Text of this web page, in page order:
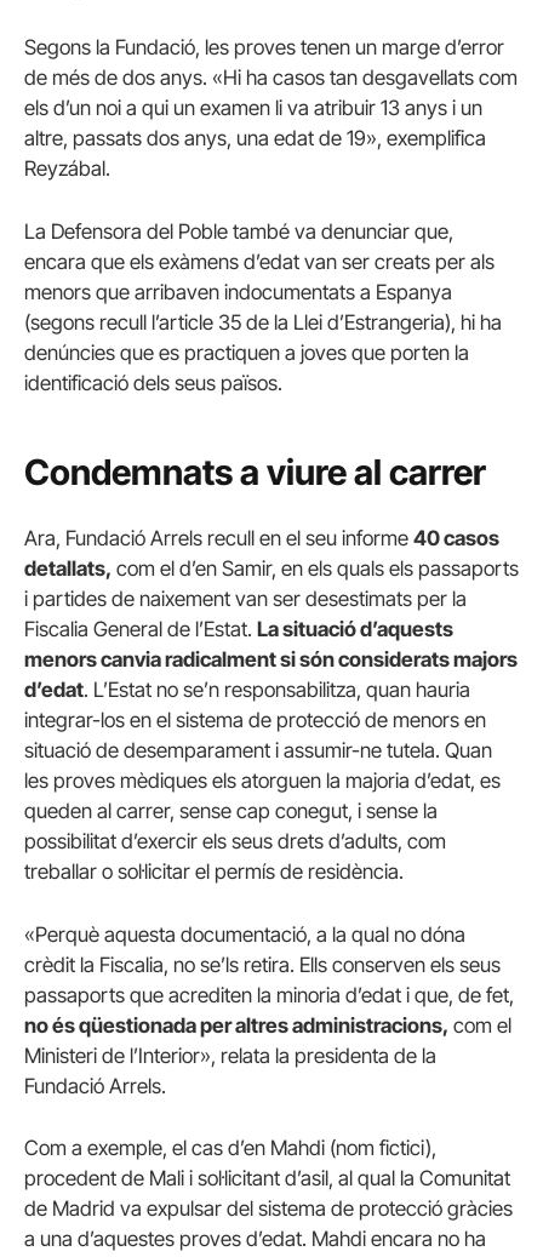
Segons la Fundació, les proves tenen un marge d’error
de més de dos anys. «Hi ha casos tan desgavellats com
els d’un noi a qui un examen li va atribuir 13 anys i un
altre, passats dos anys, una edat de 19», exemplifica
Reyzábal.
La Defensora del Poble també va denunciar que,
encara que els exàmens d’edat van ser creats per als
menors que arribaven indocumentats a Espanya
(segons recull l’article 35 de la Llei d’Estrangeria), hi ha
denúncies que es practiquen a joves que porten la
identificació dels seus països.
Condemnats a viure al carrer
Ara, Fundació Arrels recull en el seu informe 40 casos
detallats, com el d’en Samir, en els quals els passaports
i partides de naixement van ser desestimats per la
Fiscalia General de l’Estat. La situació d’aquests
menors canvia radicalment si són considerats majors
d’edat. L’Estat no se’n responsabilitza, quan hauria
integrar-los en el sistema de protecció de menors en
situació de desemparament i assumir-ne tutela. Quan
les proves mèdiques els atorguen la majoria d’edat, es
queden al carrer, sense cap conegut, i sense la
possibilitat d’exercir els seus drets d’adults, com
treballar o sol·licitar el permís de residència.
«Perquè aquesta documentació, a la qual no dóna
crèdit la Fiscalia, no se’ls retira. Ells conserven els seus
passaports que acrediten la minoria d’edat i que, de fet,
no és qüestionada per altres administracions, com el
Ministeri de l’Interior», relata la presidenta de la
Fundació Arrels.
Com a exemple, el cas d’en Mahdi (nom fictici),
procedent de Mali i sol·licitant d’asil, al qual la Comunitat
de Madrid va expulsar del sistema de protecció gràcies
a una d’aquestes proves d’edat. Mahdi encara no ha